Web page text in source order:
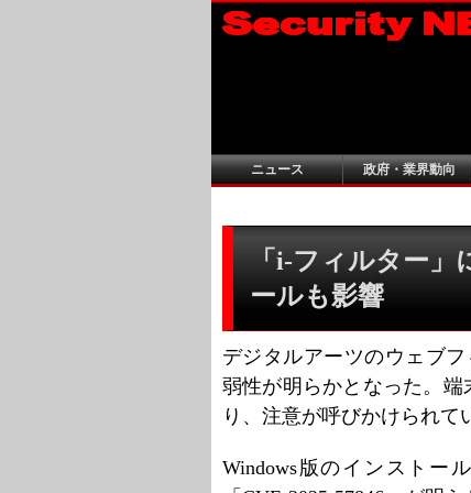
ニュース 政府・業界動向
「i-フィルター
ールも影響
デジタルアーツのウェブ
弱性が明らかとなった。
り、注意が呼びかけられて
Windows版のインストー